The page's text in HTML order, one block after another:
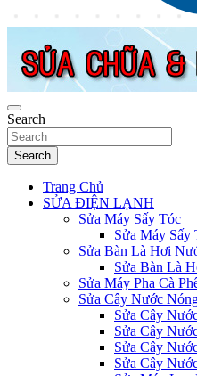
Điện Lạnh Quang Tiến
Sửa chữa thiết bị điện lạnh,
Nội
Search
Search
Trang Chủ
SỬA ĐIỆN LẠNH
Sửa Máy Sấy Tóc
Sửa Máy Sấy
Sửa Bàn Là Hơi
Sửa Bàn Là
Sửa Máy Pha Cà
Sửa Cây Nước
Sửa Cây
Sửa Cây
Sửa Cây
Sửa Cây